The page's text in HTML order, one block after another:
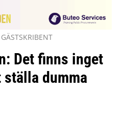
GÄSTSKRIBENT
Det finns inget
dumma